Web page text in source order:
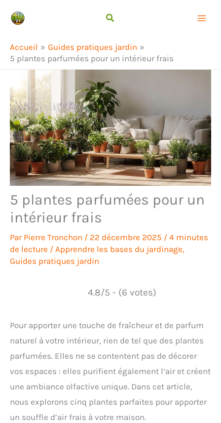
Accueil
Guides pratiques jardin
5 plantes parfumées pour un intérieur frais
5 plantes parfumées pour un
intérieur frais
Par Pierre Tronchon / 22 décembre 2025 / 4 minutes
de lecture / Apprendre les bases du jardinage,
Guides pratiques jardin
4.8/5 - (6 votes)
Pour apporter une touche de fraîcheur et de parfum
naturel à votre intérieur, rien de tel que des plantes
parfumées. Elles ne se contentent pas de décorer
vos espaces : elles purifient également l’air et créent
une ambiance olfactive unique. Dans cet article,
nous explorons cinq plantes parfaites pour apporter
un souffle d’air frais à votre maison.